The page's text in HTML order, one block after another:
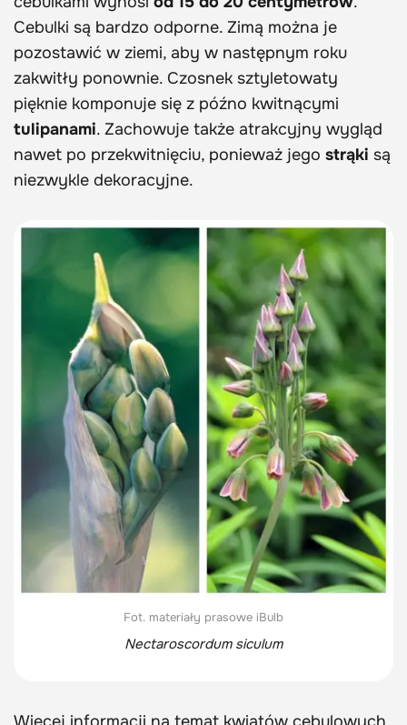
Cebulki są bardzo odporne. Zimą można je
pozostawić w ziemi, aby w następnym roku
zakwitły ponownie. Czosnek sztyletowaty
pięknie komponuje się z późno kwitnącymi
tulipanami. Zachowuje także atrakcyjny wygląd
nawet po przekwitnięciu, ponieważ jego strąki są
niezwykle dekoracyjne.
Fot. materiały prasowe iBulb
Nectaroscordum siculum